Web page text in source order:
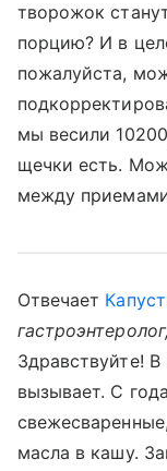
творожок
порцию? И в
пожалуйста,
мы весили
щечки есть.
между
Отвечает
Здравствуйте!
вызывает. С
масла в кашу.